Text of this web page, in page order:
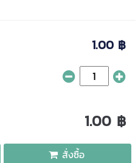
1.00 ฿
1.00 ฿
สั่งซื้อ